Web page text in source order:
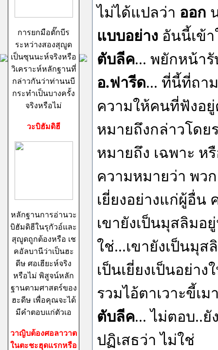
การยกมือตั๊กบีร
ระหว่างสองสุญูด
เป็นซุนนะห์จริงหรือ
วิเคราะห์หลักฐานที่
กล่าวกันว่าท่านนบี
กระทำเป็นบางครั้ง
จริงหรือไม่
วะบิฮัมดิฮี
หลักฐานการอ่านวะ
บิฮัมดิฮีในรุกัวอ์และ
สุญูดถูกต้องหรือ เช
คอัลบานีว่าเป็นฮะ
ดีษ ศอเฮียะห์จริง
หรือไม่ พิสูจน์หลัก
ฐานตามศาสตร์ของ
ฮะดีษ เพื่อคุณจะได้
มีคำตอบแก่ตัวเอ
วาญิบต้องศอลาวาต
ในตะชะฮุดแรกหรือ
ไม่ได้แปลว่า ออก
แบบอย่าง อันนี้เข้
ตับลีค... พยักหน้า
อ.ฟารีด... ที่นี้ที่ถา
ความให้คนที่ฟังอยู่
หมายถึงกล่าวโด
หมายถึง เฉพาะ ห
ความหมายว่า พว
เยี่ยงอย่างแก่ผู้อื่น
เขายังเป็นมุสลิมอ
ใช่...เขายังเป็นมุ
เป็นเยี่ยงเป็นอย่า
รวมไอ้ตาเวาะขี้เ
ตับลีค... ไม่ตอบ..
ปฏิเสธว่า ไม่ใช่